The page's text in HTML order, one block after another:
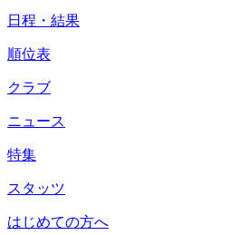
日程・結果
順位表
クラブ
ニュース
特集
スタッツ
はじめての方へ